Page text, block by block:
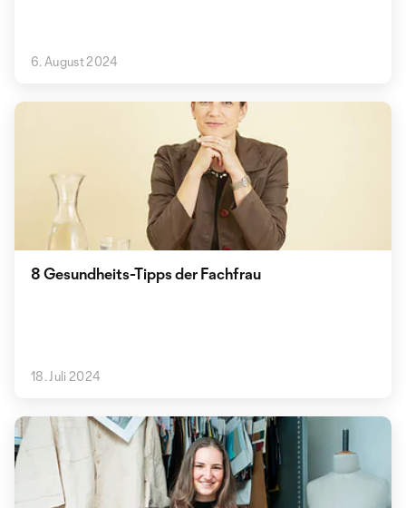
6. August 2024
8 Gesundheits-Tipps der Fachfrau
18. Juli 2024